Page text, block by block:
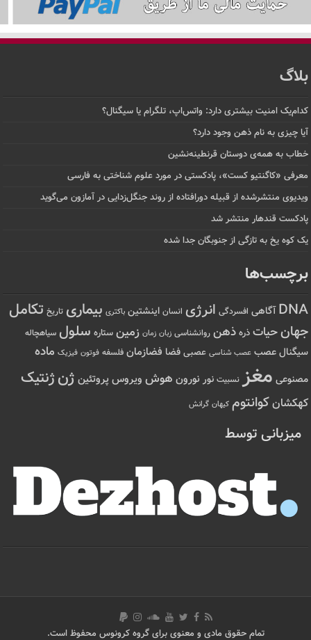
بلاگ
کدام‌یک امنیت بیشتری دارد: واتس‌اپ، تلگرام یا سیگنال؟
آیا چیزی به نام ذهن وجود دارد؟
خطاب به همه‌ی دوستان قرنطینه‌نشین
معرفی «کاگنتیو کست»، پادکستی در مورد علوم شناختی به فارسی
ویدیوی منتشرشده از قبیله دورافتاده‌ از روند جنگل‌زدایی در آمازون می‌گوید
پادکست قندهار منتشر شد
یک کوه یخ به تازگی از جنوبگان جدا شده
برچسب‌ها
DNA آگاهی افسردگی انرژی انسان اینشتین باکتری بیماری تاریخ تکامل
جهانحیات ذره ذهن روانشناسی زبان زمان زمین ستاره سلول سیاهچاله
سیگنال عصب عصب شناسی عصبی فضا فضازمان فلسفه فوتون فیزیک ماده
مصنوعی مغز نسبیت نور نورون هوش ویروس پروتئین ژنژنتیک
کهکشانکوانتوم کیهان گرانش
میزبانی توسط
تمام حقوق مادی و معنوی برای گروه کرونوس محفوظ است.